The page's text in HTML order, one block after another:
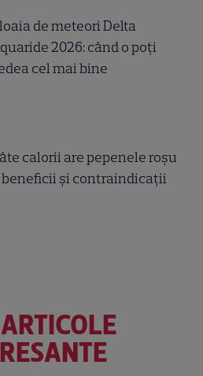
de meteori Delta
2026: când o poți
cel mai bine
calorii are pepenele roșu
beneficii și contraindicații